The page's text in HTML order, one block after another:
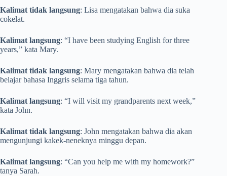
Kalimat tidak langsung: Lisa mengatakan bahwa dia suka
cokelat.
Kalimat langsung: “I have been studying English for three
years,” kata Mary.
Kalimat tidak langsung: Mary mengatakan bahwa dia telah
belajar bahasa Inggris selama tiga tahun.
Kalimat langsung: “I will visit my grandparents next week,”
kata John.
Kalimat tidak langsung: John mengatakan bahwa dia akan
mengunjungi kakek-neneknya minggu depan.
Kalimat langsung: “Can you help me with my homework?”
tanya Sarah.